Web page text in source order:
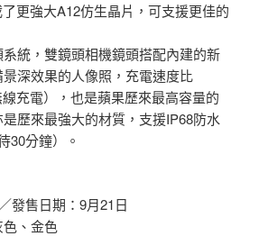
更強大A12仿生晶片，可支援更佳的
統，雙鏡頭相機鏡頭搭配內建的新
深效果的人像照，充電速度比
充電），也是蘋果歷來最高容量的
歷來最強大的材質，支援IP68防水
30分鐘）。
發售日期：9月21日
、金色